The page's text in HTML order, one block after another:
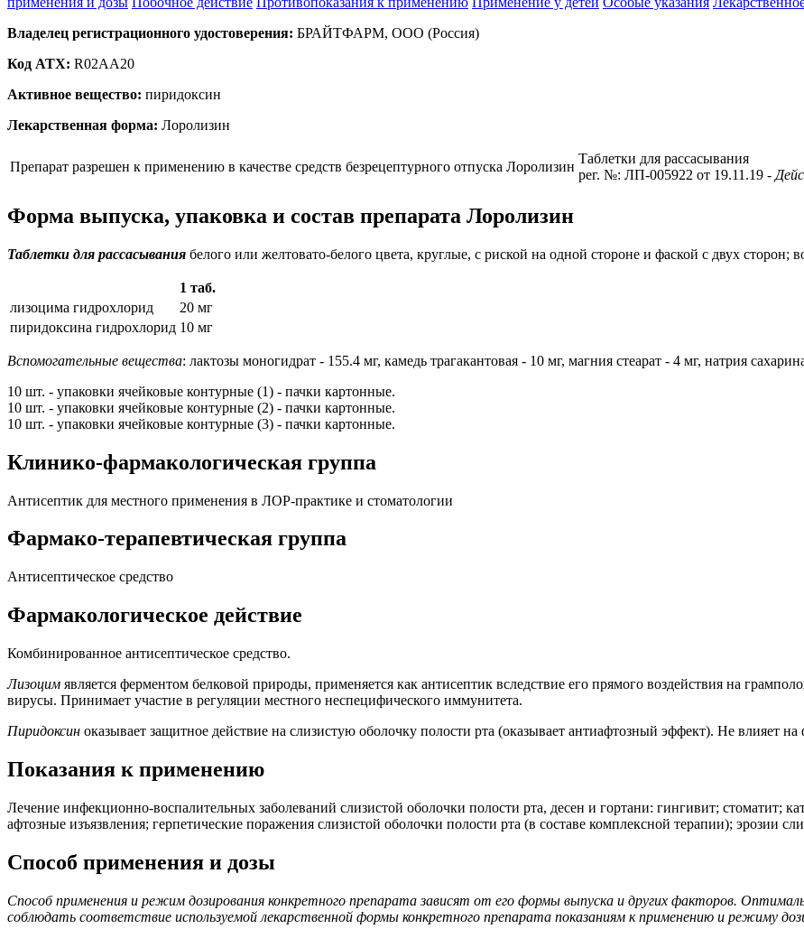
Владелец регистрационного удостоверения: БРАЙТФАРМ, ООО (Россия)
Код ATX: R02AA20
Активное вещество: пиридоксин
Лекарственная форма: Лоролизин
Препарат разрешен к применению в качестве средств безрецептурного отпуска Лоролизин
Таблетки для рассасывания
рег. №: ЛП-005922 от 19.11.19 -
Форма выпуска, упаковка и состав препарата Лоролизин
Таблетки для рассасывания белого или желтовато-белого цвета, круглые, с риской на одной стороне и фаской с двух
1 таб.
лизоцима гидрохлорид
20 мг
пиридоксина гидрохлорид 10 мг
Вспомогательные вещества: лактозы моногидрат - 155.4 мг, камедь трагакантовая - 10 мг, магния стеарат - 4 мг, натрия
10 шт. - упаковки ячейковые контурные (1) - пачки картонные.
10 шт. - упаковки ячейковые контурные (2) - пачки картонные.
10 шт. - упаковки ячейковые контурные (3) - пачки картонные.
Клинико-фармакологическая группа
Антисептик для местного применения в ЛОР-практике и стоматологии
Фармако-терапевтическая группа
Антисептическое средство
Фармакологическое действие
Комбинированное антисептическое средство.
Лизоцим является ферментом белковой природы, применяется как антисептик вследствие его прямого воздействия на
вирусы. Принимает участие в регуляции местного неспецифического иммунитета.
Пиридоксин оказывает защитное действие на слизистую оболочку полости рта (оказывает антиафтозный эффект). Не влияет
Показания к применению
Лечение инфекционно-воспалительных заболеваний слизистой оболочки полости рта, десен и гортани: гингивит; стоматит;
афтозные изъязвления; герпетические поражения слизистой оболочки полости рта (в составе комплексной терапии); эрозии
Способ применения и дозы
Способ применения и режим дозирования конкретного препарата зависят от его формы выпуска и других факторов.
соблюдать соответствие используемой лекарственной формы конкретного препарата показаниям к применению и режиму